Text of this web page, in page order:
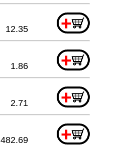
+
12.35
+
1.86
+
2.71
+
482.69